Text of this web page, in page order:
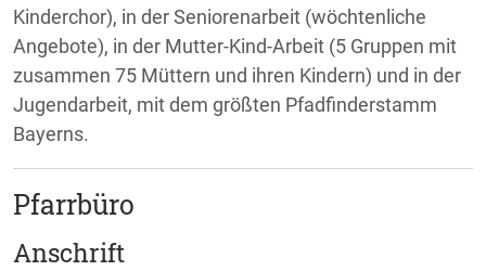
Kinderchor), in der Seniorenarbeit (wöchtenliche
Angebote), in der Mutter-Kind-Arbeit (5 Gruppen mit
zusammen 75 Müttern und ihren Kindern) und in der
Jugendarbeit, mit dem größten Pfadfinderstamm
Bayerns.
Pfarrbüro
Anschrift